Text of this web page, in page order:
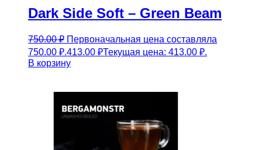
Dark Side Soft – Green Beam
750.00₽ Первоначальная цена составляла
750.00 ₽.413.00 ₽Текущая цена: 413.00 ₽.
В корзину